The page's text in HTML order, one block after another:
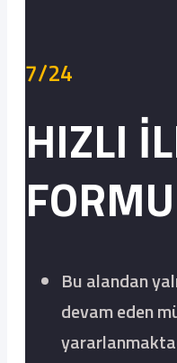
7/24
HIZLI
FORMU
Bu alandan
devam eden